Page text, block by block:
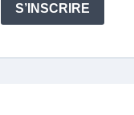
S’INSCRIRE